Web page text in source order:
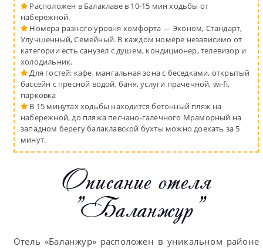
Расположен в Балаклаве в 10-15 мин ходьбы от
набережной.
Номера разного уровня комфорта — Эконом, Стандарт,
Улучшенный, Семейный. В каждом номере независимо от
категории есть санузел с душем, кондиционер, телевизор и
холодильник.
Для гостей: кафе, мангальная зона с беседками, открытый
бассейн с пресной водой, баня, услуги прачечной, wi-fi,
парковка
В 15 минутах ходьбы находится бетонный пляж на
набережной, до пляжа песчано-галечного Мраморный на
западном берегу балаклавской бухты можно доехать за 5
минут.
Описание отеля
"Баланжур"
Отель «Баланжур» расположен в уникальном районе